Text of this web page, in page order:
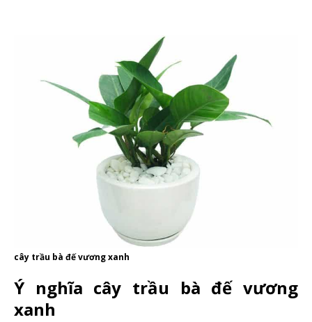
cây trầu bà đế vương xanh
Ý nghĩa cây trầu bà đế vương
xanh